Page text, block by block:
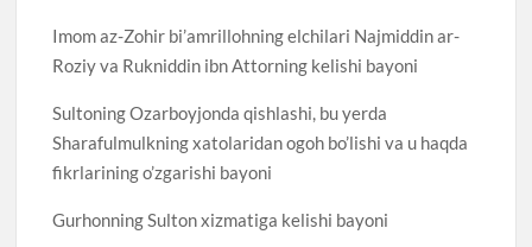
Imom az-Zohir bi’amrillohning elchilari Najmiddin ar-
Roziy va Rukniddin ibn Attorning kelishi bayoni
Sultoning Ozarboyjonda qishlashi, bu yerda
Sharafulmulkning xatolaridan ogoh bo’lishi va u haqda
fikrlarining o’zgarishi bayoni
Gurhonning Sulton xizmatiga kelishi bayoni